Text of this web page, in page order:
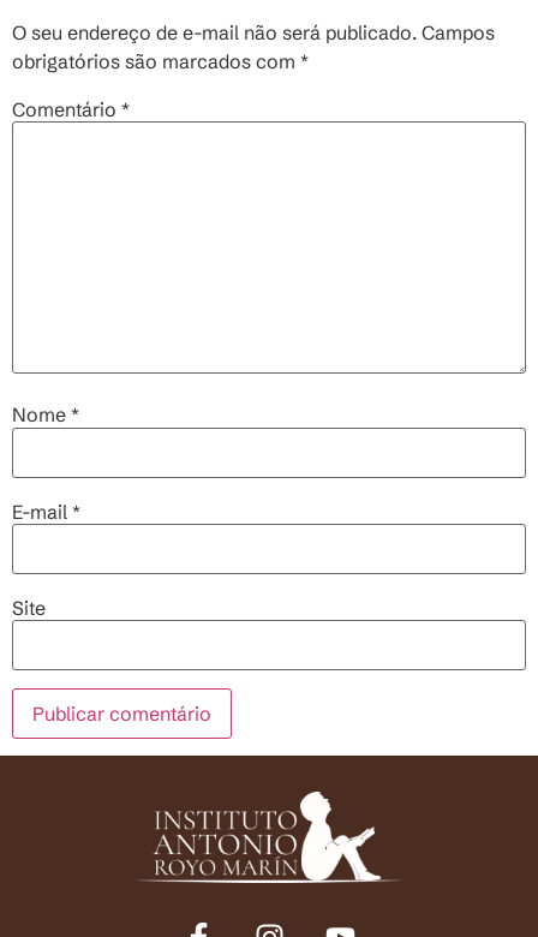
O seu endereço de e-mail não será publicado. Campos
obrigatórios são marcados com *
Comentário *
Nome *
E-mail *
Site